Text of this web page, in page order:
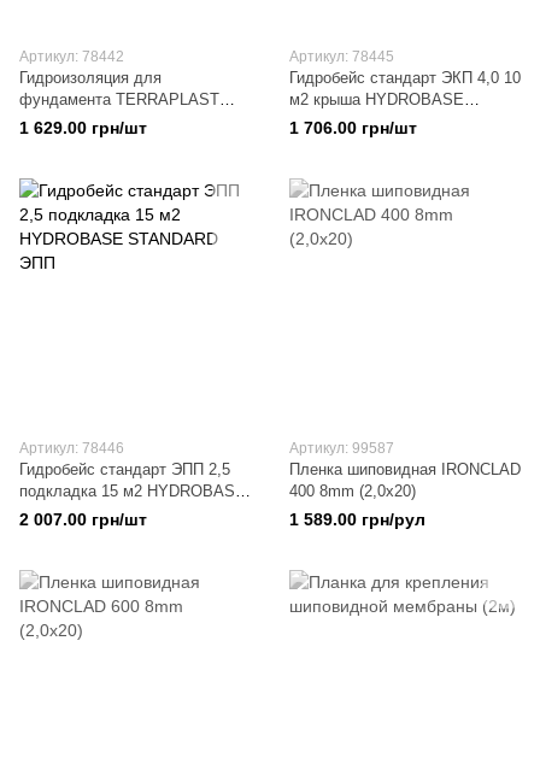
Артикул: 78442
Гидроизоляция для
фундамента TERRAPLAST
PLUS L8 2х20м
1 629.00 грн/шт
Артикул: 78445
Гидробейс стандарт ЭКП 4,0 10
м2 крыша HYDROBASE
STANDARD ЭКП
1 706.00 грн/шт
Артикул: 78446
Гидробейс стандарт ЭПП 2,5
подкладка 15 м2 HYDROBASE
STANDARD ЭПП
2 007.00 грн/шт
Артикул: 99587
Пленка шиповидная IRONCLAD
400 8mm (2,0х20)
1 589.00 грн/рул